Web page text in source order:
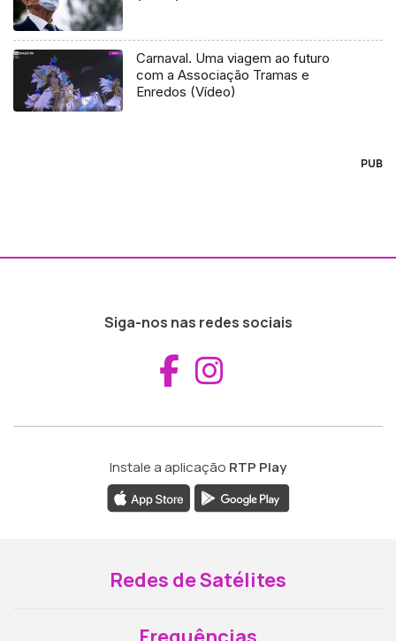
Carnaval. Uma viagem ao futuro
com a Associação Tramas e
Enredos (Vídeo)
PUB
Siga-nos nas redes sociais
Aceder ao
Instale a aplicação RTP Play
Redes de Satélites